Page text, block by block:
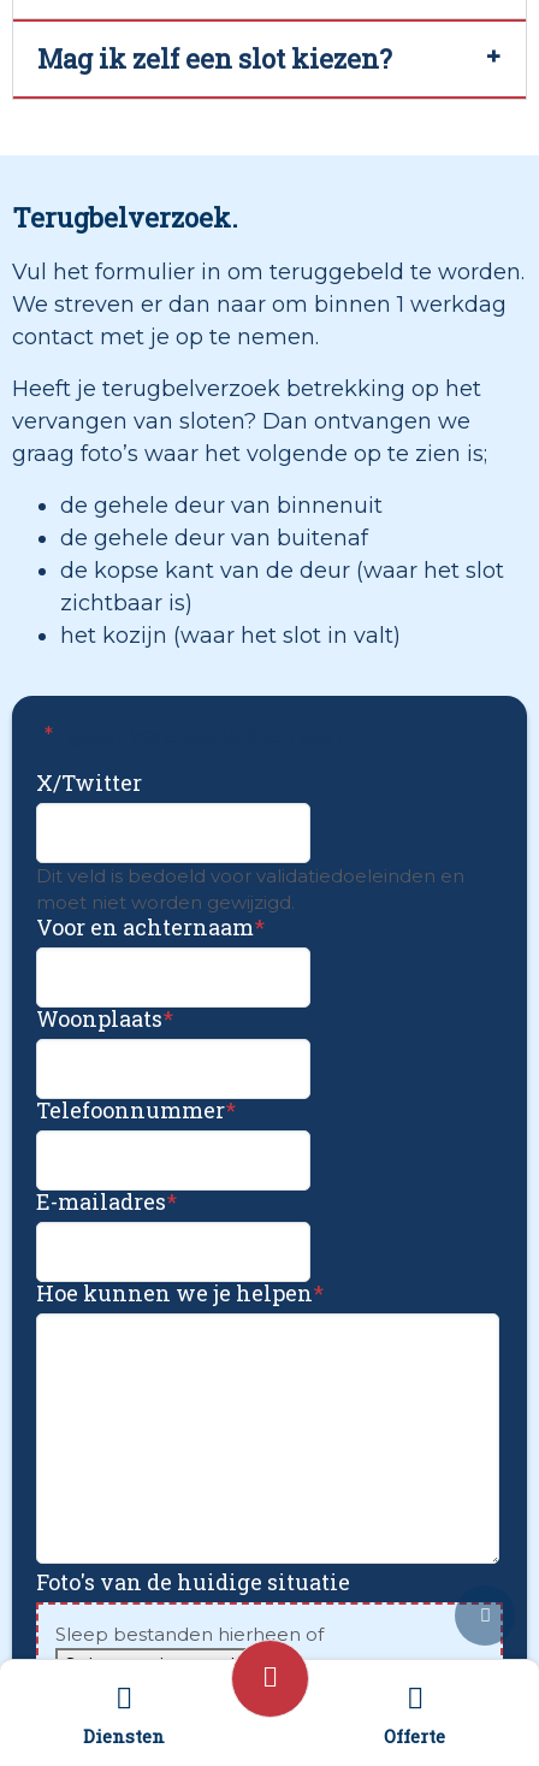
Mag ik zelf een slot kiezen?
Terugbelverzoek.
Vul het formulier in om teruggebeld te worden.
We streven er dan naar om binnen 1 werkdag
contact met je op te nemen.
Heeft je terugbelverzoek betrekking op het
vervangen van sloten? Dan ontvangen we
graag foto’s waar het volgende op te zien is;
de gehele deur van binnenuit
de gehele deur van buitenaf
de kopse kant van de deur (waar het slot
zichtbaar is)
het kozijn (waar het slot in valt)
*
X/Twitter
Dit veld is bedoeld voor validatiedoeleinden en
moet niet worden gewijzigd.
Voor en achternaam*
Woonplaats*
Telefoonnummer*
E-mailadres*
Hoe kunnen we je helpen*
Foto's van de huidige situatie
Sleep bestanden hierheen of
Selecteer bestanden
Foto's uploaden mislukt? Verstuur deze via
Diensten Offerte